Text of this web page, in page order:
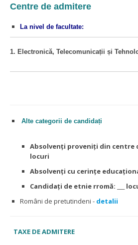
Centre de admitere
La nivel de facultate:
1. Electronică, Telecomunicații și
Alte categorii de candidați
Absolvenți proveniți din centre
locuri
Absolvenți cu cerințe
Candidați de etnie rromă: ___
Români de pretutindeni - detalii
TAXE DE ADMITERE